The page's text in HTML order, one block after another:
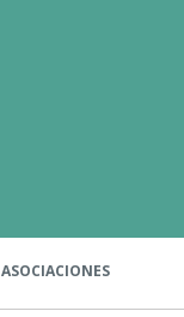
ASOCIACIONES